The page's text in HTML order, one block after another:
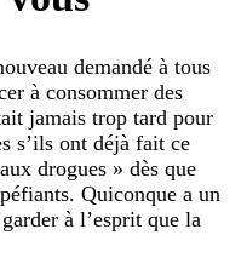
demandé à tous
à consommer des
jamais trop tard pour
s’ils ont déjà fait ce
drogues » dès que
Quiconque a un
à l’esprit que la